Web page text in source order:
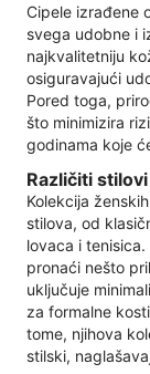
Cipele izrađene
svega udobne i
najkvalitetniju
osiguravajući
Pored toga,
što minimizira
godinama koje
Različiti
Kolekcija
stilova, od
lovaca i
pronaći nešto
uključuje
za formalne
tome, njihova
stilski,